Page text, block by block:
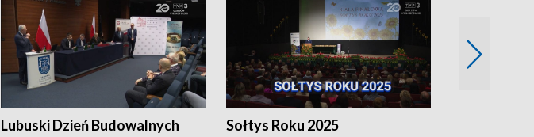
Lubuski Dzień Budowalnych Sołtys Roku 2025